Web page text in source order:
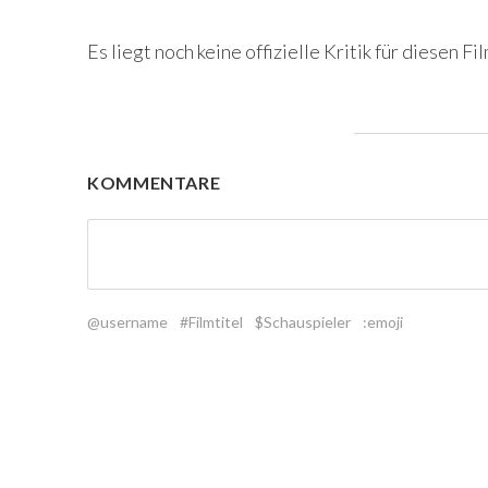
Es liegt noch keine offizielle Kritik für diesen
KOMMENTARE
@username #Filmtitel $Schauspieler :emoji